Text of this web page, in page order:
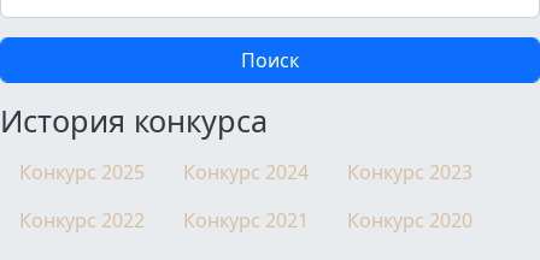
История конкурса
Конкурс 2025 Конкурс 2024
Конкурс 2023
Конкурс 2022
Конкурс 2021
Конкурс 2020